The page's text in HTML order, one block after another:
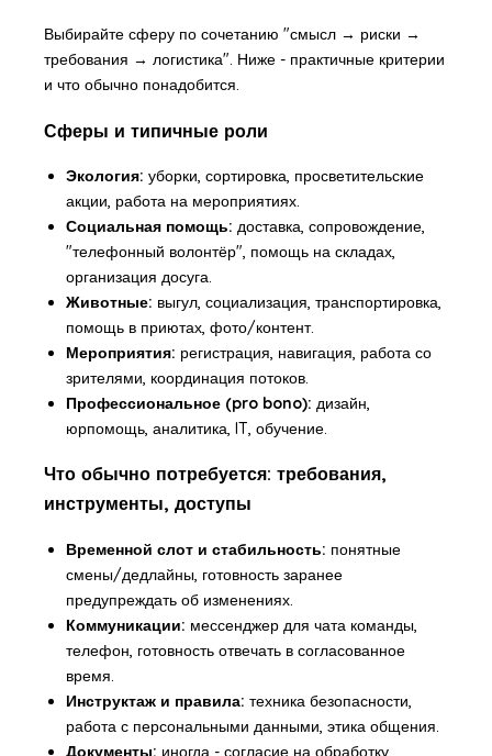
Выбирайте сферу по сочетанию "смысл → риски →
требования → логистика". Ниже - практичные критерии
и что обычно понадобится.
Сферы и типичные роли
Экология: уборки, сортировка, просветительские
акции, работа на мероприятиях.
Социальная помощь: доставка, сопровождение,
"телефонный волонтёр", помощь на складах,
организация досуга.
Животные: выгул, социализация, транспортировка,
помощь в приютах, фото/контент.
Мероприятия: регистрация, навигация, работа со
зрителями, координация потоков.
Профессиональное (pro bono): дизайн,
юрпомощь, аналитика, IT, обучение.
Что обычно потребуется: требования,
инструменты, доступы
Временной слот и стабильность: понятные
смены/дедлайны, готовность заранее
предупреждать об изменениях.
Коммуникации: мессенджер для чата команды,
телефон, готовность отвечать в согласованное
время.
Инструктаж и правила: техника безопасности,
работа с персональными данными, этика общения.
Документы: иногда - согласие на обработку